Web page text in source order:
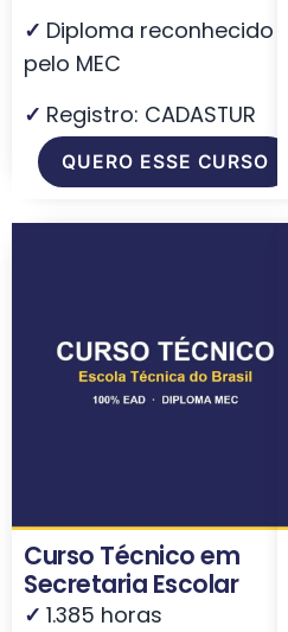
✓ Diploma reconhecido
pelo MEC
✓ Registro: CADASTUR
QUERO ESSE CURSO
Curso Técnico em
Secretaria Escolar
✓ 1.385 horas